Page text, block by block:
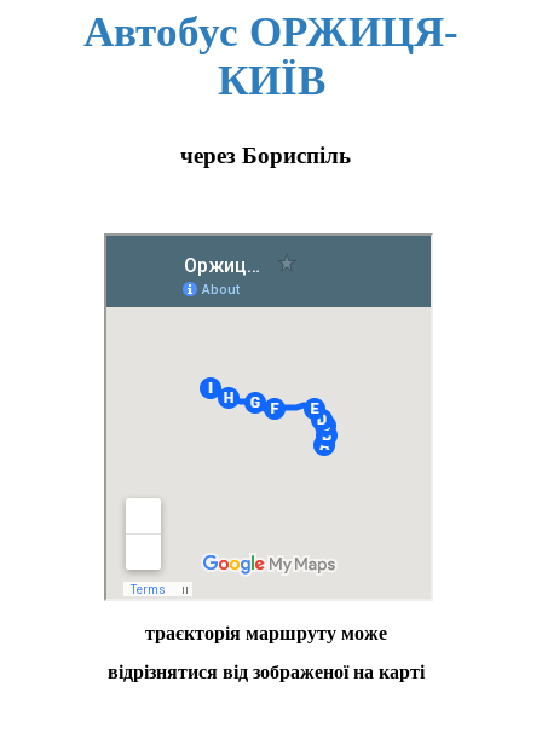
Автобус ОРЖИЦЯ-
КИЇВ
через Бориспіль
траєкторія маршруту може
відрізнятися від зображеної на карті